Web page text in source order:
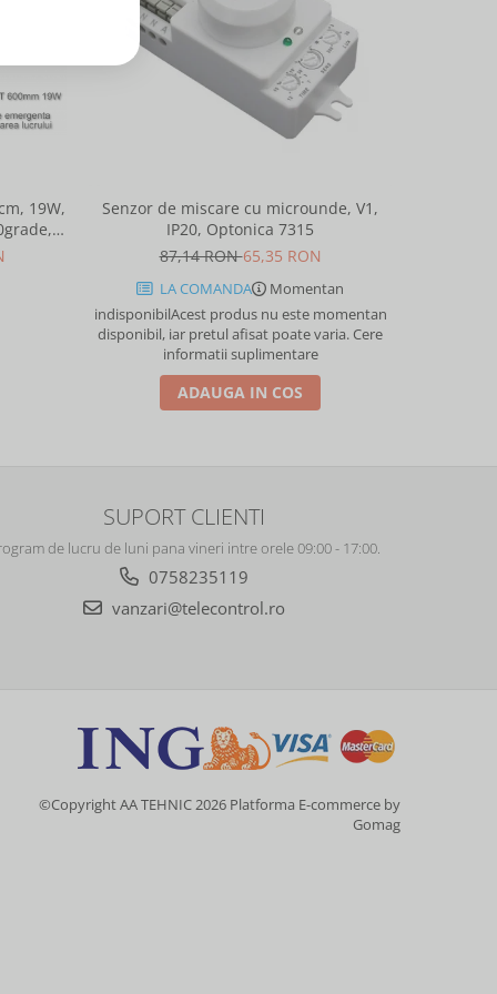
19W,
Senzor de miscare cu microunde, V1,
IP20, Optonica 7315
87,14 RON65,35 RON
LA COMANDA
Momentan
indisponibilAcest produs nu este momentan
disponibil, iar pretul afisat poate varia. Cere
informatii suplimentare
ADAUGA IN COS
SUPORT CLIENTI
de lucru de luni pana vineri intre orele 09:00 - 17:00.
0758235119
vanzari@telecontrol.ro
©Copyright AA TEHNIC 2026 Platforma E-commerce by
Gomag